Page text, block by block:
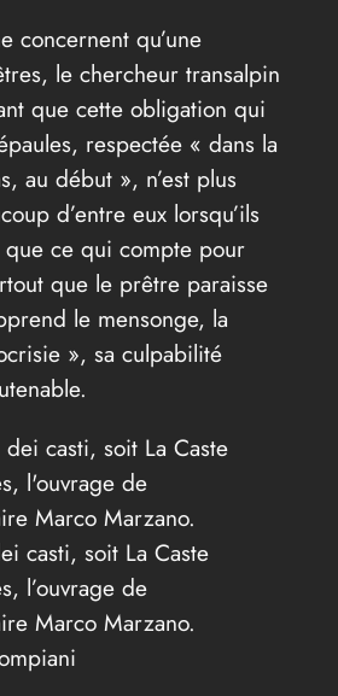
concernent qu’une
le chercheur transalpin
que cette obligation qui
respectée « dans la
au début », n’est plus
d’entre eux lorsqu’ils
ce qui compte pour
que le prêtre paraisse
le mensonge, la
», sa culpabilité
casti, soit La Caste
l’ouvrage de
Marco Marzano.